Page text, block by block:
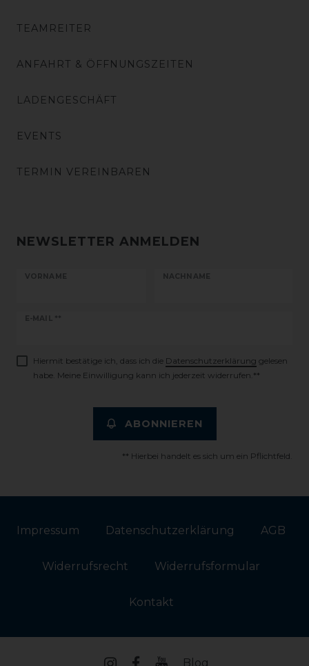
TEAMREITER
ANFAHRT & ÖFFNUNGSZEITEN
LADENGESCHÄFT
EVENTS
TERMIN VEREINBAREN
NEWSLETTER ANMELDEN
VORNAME NACHNAME
E-MAIL **
Newsletter
Hiermit bestätige ich, dass ich die Daten­schutz­erklärung gelesen
habe. Meine Einwilligung kann ich jederzeit widerrufen.**
ABONNIEREN
** Hierbei handelt es sich um ein Pflichtfeld.
Impressum Daten­schutz­erklärung AGB
Widerrufs­recht Widerrufs­formular
Kontakt
Blog